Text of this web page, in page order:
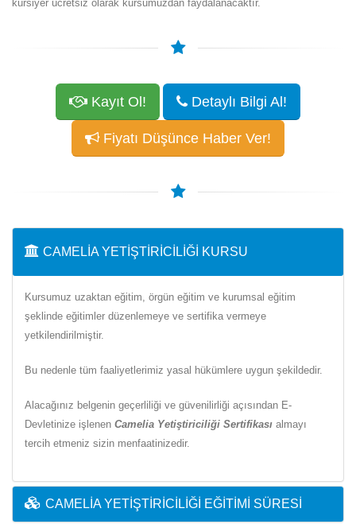
kursiyer ücretsiz olarak kursumuzdan faydalanacaktır.
Kayıt Ol! Detaylı Bilgi Al!
Fiyatı Düşünce Haber Ver!
CAMELIA YETIŞTIRICILIĞI KURSU
Kursumuz uzaktan eğitim, örgün eğitim ve kurumsal eğitim
şeklinde eğitimler düzenlemeye ve sertifika vermeye
yetkilendirilmiştir.
Bu nedenle tüm faaliyetlerimiz yasal hükümlere uygun şekildedir.
Alacağınız belgenin geçerliliği ve güvenilirliği açısından E-
Devletinize işlenen Camelia Yetiştiriciliği Sertifikası almayı
tercih etmeniz sizin menfaatinizedir.
CAMELIA YETIŞTIRICILIĞI EĞITIMI SÜRESI